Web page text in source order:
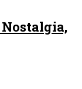
Nostalgia,